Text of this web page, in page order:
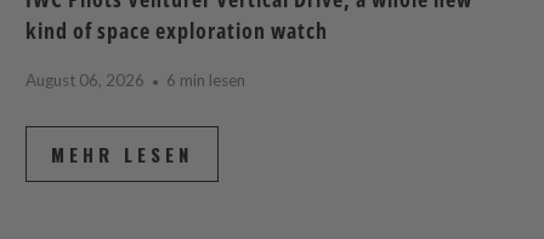
kind of space exploration watch
August 06, 2026 6 min lesen
MEHR LESEN